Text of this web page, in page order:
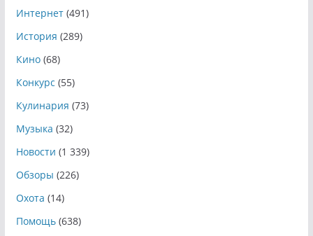
Интернет(491)
История (289)
Кино(68)
Конкурс (55)
Кулинария (73)
Музыка (32)
Новости (1 339)
Обзоры (226)
Охота (14)
Помощь(638)